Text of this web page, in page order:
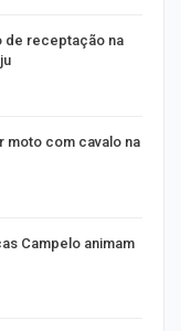
de receptação na
moto com cavalo na
Campelo animam